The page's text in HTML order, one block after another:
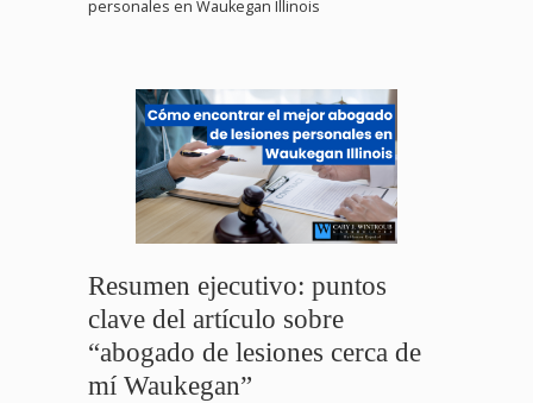
personales en Waukegan Illinois
Resumen ejecutivo: puntos
clave del artículo sobre
“abogado de lesiones cerca de
mí Waukegan”